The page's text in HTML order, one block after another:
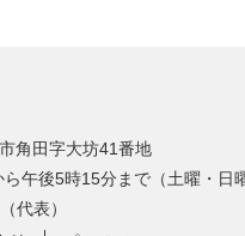
角田字大坊41番地
午後5時15分まで（土曜・日
代表）